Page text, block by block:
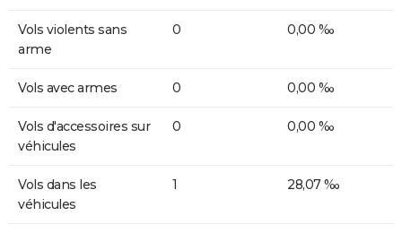
Vols violents sans
arme
0 0,00 ‰
Vols avec armes 0 0,00 ‰
Vols d'accessoires sur
véhicules
0 0,00 ‰
Vols dans les
véhicules
1 28,07 ‰